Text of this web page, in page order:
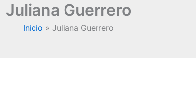
Juliana Guerrero
Inicio Juliana Guerrero